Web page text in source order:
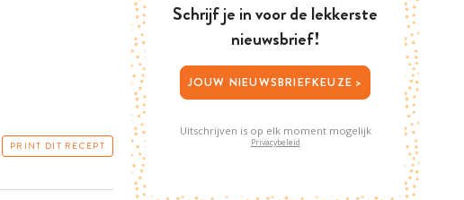
PRINT DIT RECEPT
Schrijf je in voor de lekkerste
nieuwsbrief!
JOUW NIEUWSBRIEFKEUZE >
Uitschrijven is op elk moment mogelijk
Privacybeleid